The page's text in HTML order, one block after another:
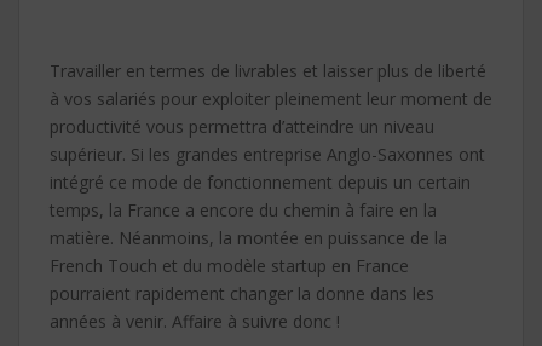
Travailler en termes de livrables et laisser plus de liberté
à vos salariés pour exploiter pleinement leur moment de
productivité vous permettra d’atteindre un niveau
supérieur. Si les grandes entreprise Anglo-Saxonnes ont
intégré ce mode de fonctionnement depuis un certain
temps, la France a encore du chemin à faire en la
matière. Néanmoins, la montée en puissance de la
French Touch et du modèle startup en France
pourraient rapidement changer la donne dans les
années à venir. Affaire à suivre donc !